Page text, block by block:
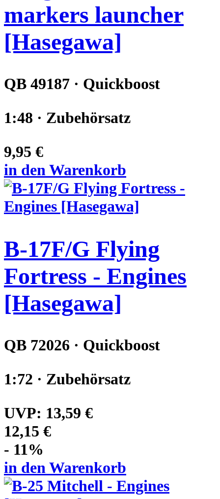
markers launcher
[Hasegawa]
QB 49187 · Quickboost
1:48 · Zubehörsatz
9,95 €
in den Warenkorb
B-17F/G Flying
Fortress - Engines
[Hasegawa]
QB 72026 · Quickboost
1:72 · Zubehörsatz
UVP: 13,59 €
12,15 €
- 11%
in den Warenkorb